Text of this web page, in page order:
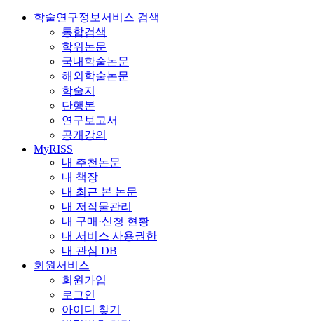
학술연구정보서비스 검색
통합검색
학위논문
국내학술논문
해외학술논문
학술지
단행본
연구보고서
공개강의
MyRISS
내 추천논문
내 책장
내 최근 본 논문
내 저작물관리
내 구매·신청 현황
내 서비스 사용권한
내 관심 DB
회원서비스
회원가입
로그인
아이디 찾기